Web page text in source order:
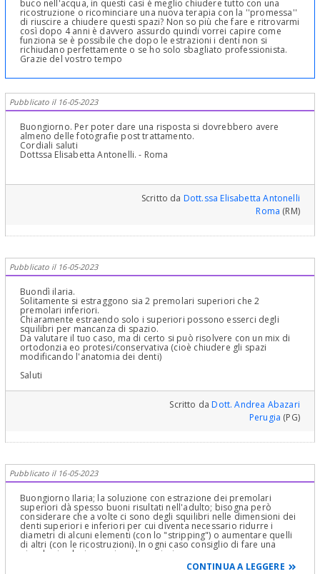
buco nell'acqua, in questi casi è meglio chiudere tutto con una
ricostruzione o ricominciare una nuova terapia con la ''promessa''
di riuscire a chiudere questi spazi? Non so più che fare e ritrovarmi
così dopo 4 anni è davvero assurdo quindi vorrei capire come
funziona se è possibile che dopo le estrazioni i denti non si
richiudano perfettamente o se ho solo sbagliato professionista.
Grazie del vostro tempo
Pubblicato il 16-05-2023
Buongiorno. Per poter dare una risposta si dovrebbero avere
almeno delle fotografie post trattamento.
Cordiali saluti
Dottssa Elisabetta Antonelli. - Roma
Scritto da Dott.ssa Elisabetta Antonelli
Roma (RM)
Pubblicato il 16-05-2023
Buondì ilaria.
Solitamente si estraggono sia 2 premolari superiori che 2
premolari inferiori.
Chiaramente estraendo solo i superiori possono esserci degli
squilibri per mancanza di spazio.
Da valutare il tuo caso, ma di certo si può risolvere con un mix di
ortodonzia eo protesi/conservativa (cioè chiudere gli spazi
modificando l'anatomia dei denti)
Saluti
Scritto daDott. Andrea Abazari
Perugia (PG)
Pubblicato il 16-05-2023
Buongiorno Ilaria; la soluzione con estrazione dei premolari
superiori dà spesso buoni risultati nell'adulto; bisogna però
considerare che a volte ci sono degli squilibri nelle dimensioni dei
denti superiori e inferiori per cui diventa necessario ridurre i
diametri di alcuni elementi (con lo "stripping") o aumentare quelli
di altri (con le ricostruzioni). In ogni caso consiglio di fare una
piccola simulazione prima di cominciare un nuovo percorso
terapeutico, per capire se esiste questo squilibrio e di quale entità
CONTINUA A LEGGERE